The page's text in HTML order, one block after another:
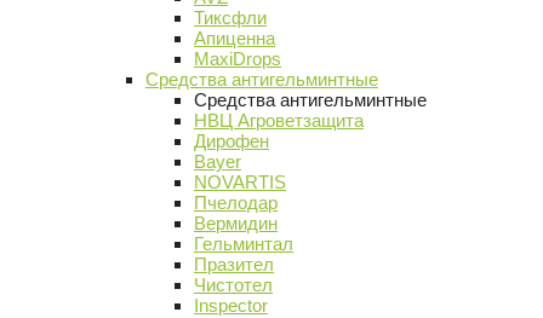
Тиксфли
Апиценна
MaxiDrops
Средства антигельминтные
Средства антигельминтные
НВЦ Агроветзащита
Дирофен
Bayer
NOVARTIS
Пчелодар
Вермидин
Гельминтал
Празител
Чистотел
Inspector